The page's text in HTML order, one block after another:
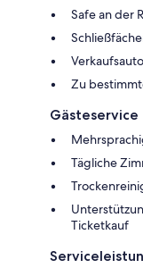
Safe an der
Zu
Gästeservice
Tägliche
Ticketkauf